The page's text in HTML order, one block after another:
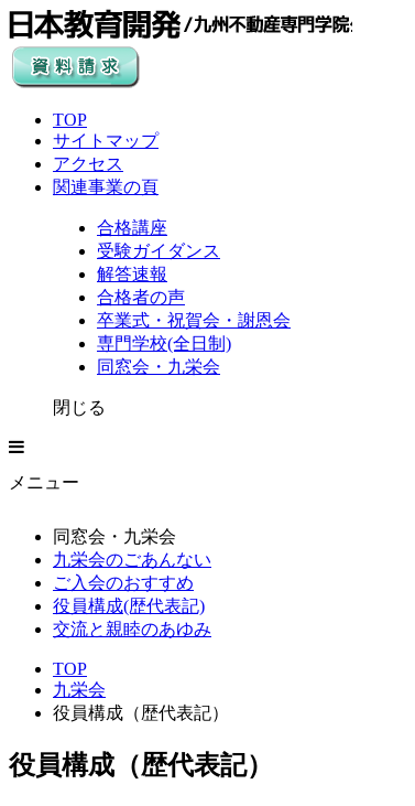
TOP
サイトマップ
アクセス
関連事業の頁
合格講座
受験ガイダンス
解答速報
合格者の声
卒業式・祝賀会・謝恩会
専門学校(全日制)
同窓会・九栄会
閉じる
メニュー
同窓会・九栄会
九栄会のごあんない
ご入会のおすすめ
役員構成(歴代表記)
交流と親睦のあゆみ
TOP
九栄会
役員構成（歴代表記）
役員構成（歴代表記）